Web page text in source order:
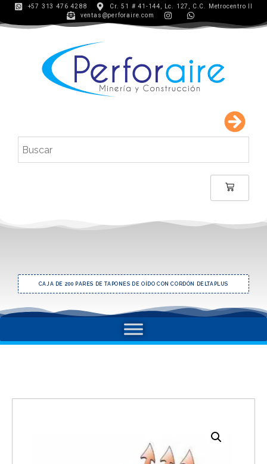
+57 313 476 4288
Cr. 51 # 41-144, Lc. 127, C.C. Metrocentro II
ventas@perforaire.com
CORDÓN DELTAPLUS ARNÉS ARCHFLASH MULTIPROPOSITO